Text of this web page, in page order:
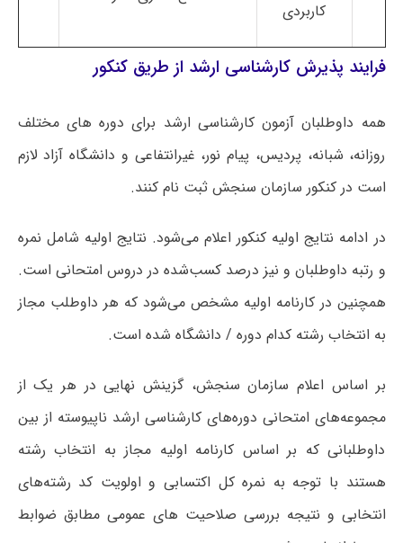
کاربردی
فرایند پذیرش کارشناسی ارشد از طریق کنکور
همه داوطلبان آزمون کارشناسی ارشد برای دوره های مختلف
روزانه، شبانه، پردیس، پیام نور، غیرانتفاعی و دانشگاه آزاد لازم
است در کنکور سازمان سنجش ثبت نام کنند.
در ادامه نتایج اولیه کنکور اعلام می‌شود. نتایج اولیه شامل نمره
و رتبه داوطلبان و نیز درصد کسب‌شده در دروس امتحانی است.
همچنین در کارنامه اولیه مشخص می‌شود که هر داوطلب مجاز
به انتخاب رشته کدام دوره / دانشگاه شده است.
بر اساس اعلام سازمان سنجش، گزینش نهایی در هر یک از
مجموعه‌های امتحانی دوره‌های کارشناسی ارشد ناپیوسته از بین
داوطلبانی که بر اساس کارنامه اولیه مجاز به انتخاب رشته
هستند با توجه به نمره کل اکتسابی و اولویت کد رشته‌های
انتخابی و نتیجه بررسی صلاحیت های عمومی مطابق ضوابط